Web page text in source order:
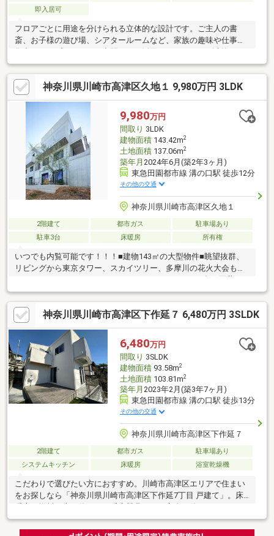
即入居可
フロアごとに用途を分けられる立体的な設計です。ご主人の書
斎、お子様の遊び場、シアタールームなど、家族の趣味や仕事に
の居室は、お子様の成長に合わせて個室を分けたり、夫婦それぞ
れの在宅ワークスペースとして利用したりと、多様な家族構成に
対応する柔軟性を持っています。、忙しい共働き世帯の家事負担
を軽減し、ゆとりある時間をもたらします。このエリアは、多摩
川を背景に自然も豊かで、主要駅である溝の口駅前にはマルイフ
ァミリー溝口やノクティプラザ、ドン・キホーテといった大型商
業施設が集積し、生活利便性が非常に高いのが特徴です。
神奈川県川崎市高津区久地１ 9,980万円 3LDK
9,980万円
間取り 3LDK
建物面積143.42m2
土地面積137.06m2
築年月 2024年6月(築2年3ヶ月)
東急田園都市線 溝の口駅 徒歩12分
その他の交通
神奈川県川崎市高津区久地１
2階建て 都市ガス
駐車場あり
駐車3台
床暖房 所有権
いつでも内覧可能です！！！■建物143㎡の大型物件■眺望抜群、
リビングから東京タワー、スカイツリー、多摩川の花火大会も望
めますこだわりのリノベーションポイント■キッチン裏は天井ま
での壁面収納とし、Mieleのオーブンを組み込みました。■洗面室
にタオルヒーター設置■キッチンは奥行400ｍｍの人造大理石の天
板とし下部収納造作■玄関、リビングの床をタイルに変更
神奈川県川崎市高津区下作延７ 6,480万円 3SLDK
6,480万円
間取り 3SLDK
建物面積93.58m2
土地面積103.81m2
築年月 2023年2月(築3年7ヶ月)
東急田園都市線 溝の口駅 徒歩13分
その他の交通
神奈川県川崎市高津区下作延７
2階建て 都市ガス
駐車場あり
システムキッチン
床暖房 浴室乾燥機
こだわりで選びたい方におすすめ。川崎市高津区エリアで住まい
をお探しなら「神奈川県川崎市高津区下作延7丁目 戸建て」。床
ます。駅徒歩13分の場所にある物件です。とてもゆとりのある環
境が魅力の6480万円の物件。これから先、どんなお住まいで生活